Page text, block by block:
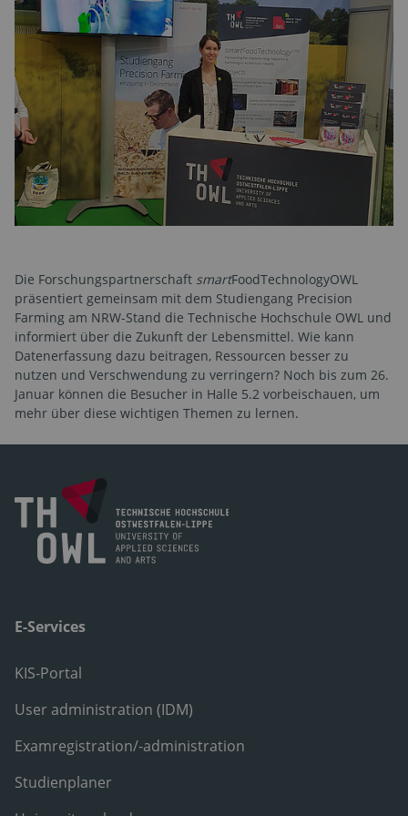
Die Forschungspartnerschaft smartFoodTechnologyOWL
präsentiert gemeinsam mit dem Studiengang Precision
Farming am NRW-Stand die Technische Hochschule OWL und
informiert über die Zukunft der Lebensmittel. Wie kann
Datenerfassung dazu beitragen, Ressourcen besser zu
nutzen und Verschwendung zu verringern? Noch bis zum 26.
Januar können die Besucher in Halle 5.2 vorbeischauen, um
mehr über diese wichtigen Themen zu lernen.
E-Services
KIS-Portal
User administration (IDM)
Examregistration/-administration
Studienplaner